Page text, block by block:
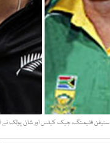
سٹیفن فلیمنگ، جیک کیلس اور شان پولک نے